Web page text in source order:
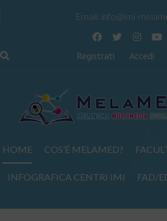
Email: info@imi-
Registrati Accedi
HOME COS’É MELAMED?
INFOGRAFICA CENTRI IMI FAD/